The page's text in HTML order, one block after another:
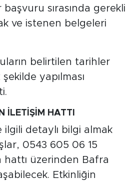
başvuru sırasında gerekli
ve istenen belgeleri
belirtilen tarihler
yapılması
İLETİŞİM HATTI
ilgili detaylı bilgi almak
0543 605 06 15
hattı üzerinden Bafra
Etkinliğin